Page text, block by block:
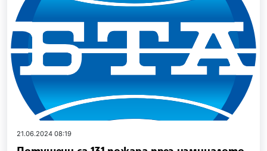
21.06.2024 08:19